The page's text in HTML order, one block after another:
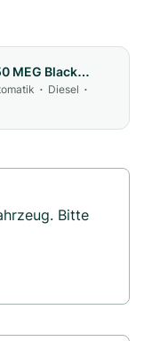
MEG Black
• Diesel •